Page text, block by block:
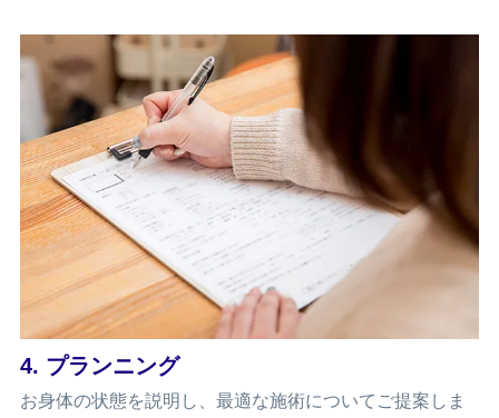
4. プランニング
お身体の状態を説明し、最適な施術についてご提案しま